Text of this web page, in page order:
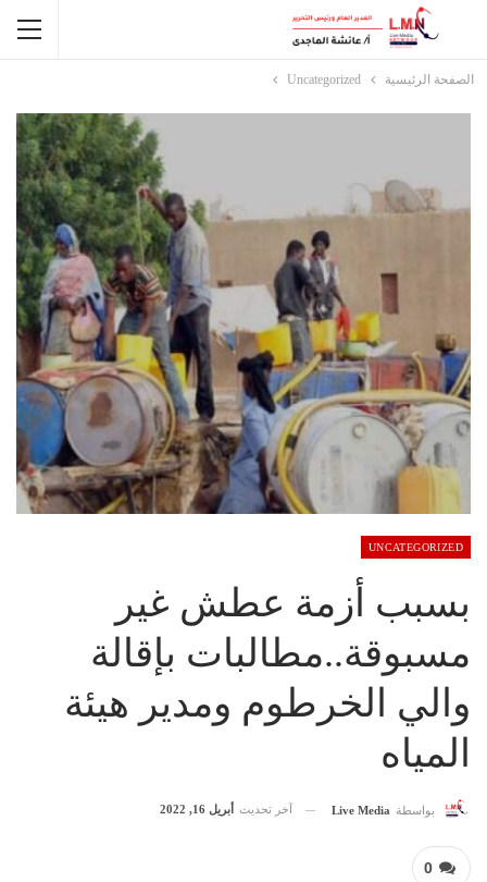
الصفحة الرئيسية Uncategorized
UNCATEGORIZED
بسبب أزمة عطش غير
مسبوقة..مطالبات بإقالة
والي الخرطوم ومدير هيئة
المياه
بواسطة Live Media آخر تحديث أبريل 16, 2022
0